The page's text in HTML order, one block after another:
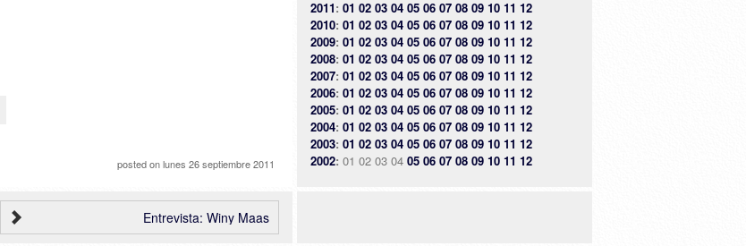
posted onlunes 26 septiembre 2011
Entrevista: Winy Maas
2011: 01 02 03 04 05 06 07 08 09 10 11 12
2010: 01 02 03 04 05 06 07 08 09 10 11 12
2009: 01 02 03 04 05 06 07 08 09 10 11 12
2008: 01 02 03 04 05 06 07 08 09 10 11 12
2007: 01 02 03 04 05 06 07 08 09 10 11 12
2006: 01 02 03 04 05 06 07 08 09 10 11 12
2005: 01 02 03 04 05 06 07 08 09 10 11 12
2004: 01 02 03 04 05 06 07 08 09 10 11 12
2003: 01 02 03 04 05 06 07 08 09 10 11 12
2002: 01 02 03 04 05 06 07 08 09 10 11 12